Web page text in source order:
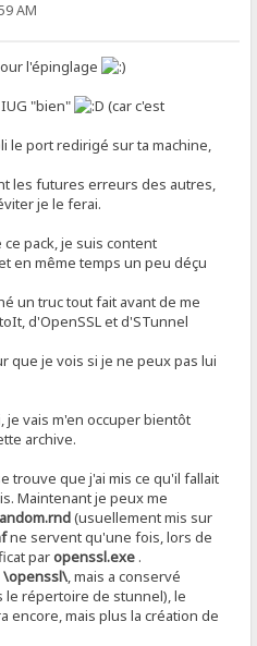
AM
l'épinglage
"bien"
(car c'est
le port redirigé sur ta machine,
les futures erreurs des autres,
je le ferai.
pack, je suis content
en même temps un peu déçu
un truc tout fait avant de me
d'OpenSSL et d'STunnel
que je vois si je ne peux pas lui
je vais m'en occuper bientôt
archive.
trouve que j'ai mis ce qu'il fallait
Maintenant je peux me
(usuellement mis sur
ne servent qu'une fois, lors de
paropenssl.exe .
\openssl\, mais a conservé
le répertoire de stunnel), le
encore, mais plus la création de